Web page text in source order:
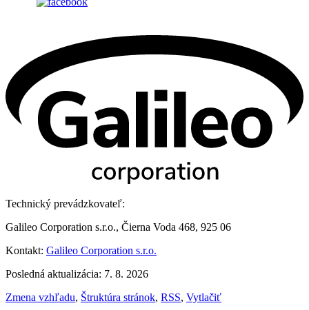
Technický prevádzkovateľ:
Galileo Corporation s.r.o., Čierna Voda 468, 925 06
Kontakt: Galileo Corporation s.r.o.
Posledná aktualizácia: 7. 8. 2026
Zmena vzhľadu, Štruktúra stránok, RSS, Vytlačiť